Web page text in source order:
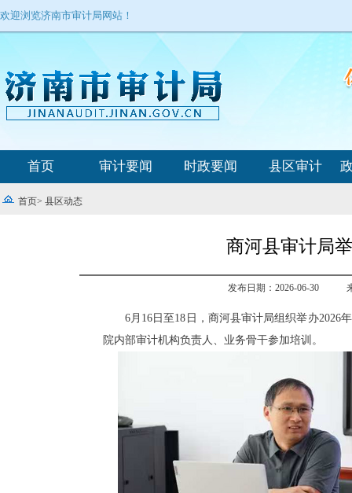
欢迎浏览济南市审计局网站！
首页 审计要闻 时政要闻 县区审计
首页> 县区动态
商河县审计局
发布日期：2026-06-30
6月16日至18日，商河县审计局组织举办2026
院内部审计机构负责人、业务骨干参加培训。